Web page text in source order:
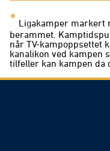
* Ligakamper markert
berammet.
når TV-kampoppsettet
kanalikon ved kampen
tilfeller kan kampen da